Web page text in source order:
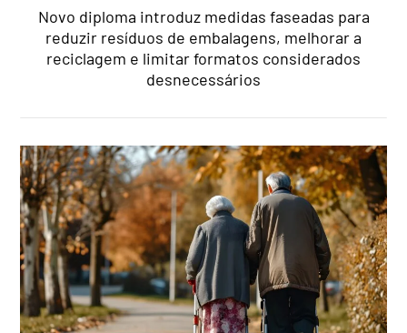
Novo diploma introduz medidas faseadas para
reduzir resíduos de embalagens, melhorar a
reciclagem e limitar formatos considerados
desnecessários